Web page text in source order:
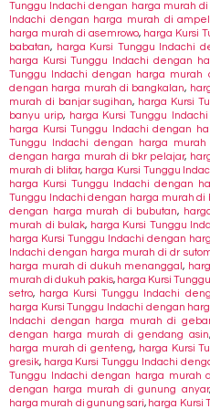
Tunggu Indachi dengan harga murah
Indachi dengan harga murah di ampel
harga murah di asemrowo, harga Kursi
babatan, harga Kursi Tunggu Indachi
harga Kursi Tunggu Indachi dengan
Tunggu Indachi dengan harga murah
dengan harga murah di bangkalan,
murah di banjar sugihan, harga Kursi
banyu urip, harga Kursi Tunggu
harga Kursi Tunggu Indachi dengan
Tunggu Indachi dengan harga
dengan harga murah di bkr pelajar,
murah di blitar, harga Kursi Tunggu
harga Kursi Tunggu Indachi dengan
Tunggu Indachi dengan harga murah di
dengan harga murah di bubutan,
murah di bulak, harga Kursi Tunggu
harga Kursi Tunggu Indachi dengan
Indachi dengan harga murah di dr
harga murah di dukuh menanggal,
murah di dukuh pakis, harga Kursi
setro, harga Kursi Tunggu Indachi
harga Kursi Tunggu Indachi dengan
Indachi dengan harga murah di
dengan harga murah di gendang asin,
harga murah di genteng, harga Kursi
gresik, harga Kursi Tunggu Indachi
Tunggu Indachi dengan harga murah
dengan harga murah di gunung anyar,
harga murah di gunung sari, harga Kursi